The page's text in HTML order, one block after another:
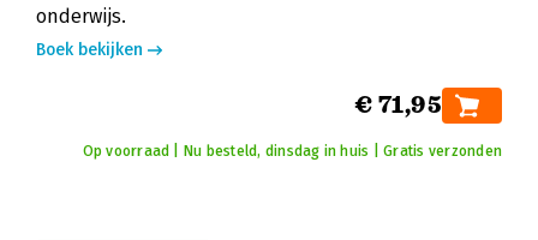
onderwijs.
Boek bekijken
€ 71,95
Op voorraad | Nu besteld, dinsdag in huis | Gratis verzonden